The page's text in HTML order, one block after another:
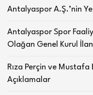
Antalyaspor A.Ş.’nin
Antalyaspor Spor
Olağan Genel Kurul
Rıza Perçin ve Mustafa
Açıklamalar